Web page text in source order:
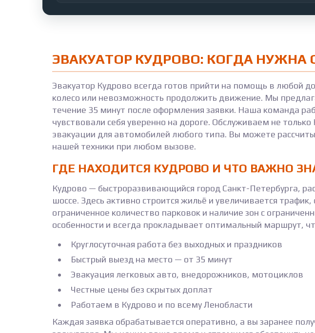
ЭВАКУАТОР КУДРОВО: КОГДА
Эвакуатор Кудрово всегда готов прийти на помощь в любой
колесо или невозможность продолжить движение. Мы
течение 35 минут после оформления заявки. Наша команда
чувствовали себя уверенно на дороге. Обслуживаем не
эвакуации для автомобилей любого типа. Вы можете
нашей техники при любом вызове.
ГДЕ НАХОДИТСЯ КУДРОВО И ЧТО ВАЖНО
Кудрово — быстроразвивающийся город Санкт-Петербурга,
шоссе. Здесь активно строится жильё и увеличивается
ограниченное количество парковок и наличие зон с
особенности и всегда прокладывает оптимальный маршрут,
Круглосуточная работа без выходных и праздников
Быстрый выезд на место — от 35 минут
Эвакуация легковых авто, внедорожников, мотоциклов
Честные цены без скрытых доплат
Работаем в Кудрово и по всему Ленобласти
Каждая заявка обрабатывается оперативно, а вы заранее